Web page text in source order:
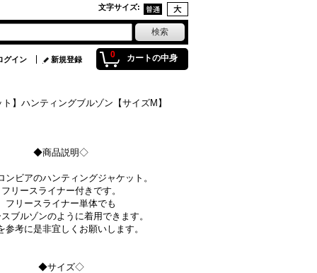
文字サイズ:
0 カートの中身
グイン 新規登録
】ハンティングブルゾン【サイズM】
◆商品説明◇
ンビアのハンティングジャケット。
フリースライナー付きです。
フリースライナー単体でも
ブルゾンのように着用できます。
参考に是非宜しくお願いします。
◆サイズ◇